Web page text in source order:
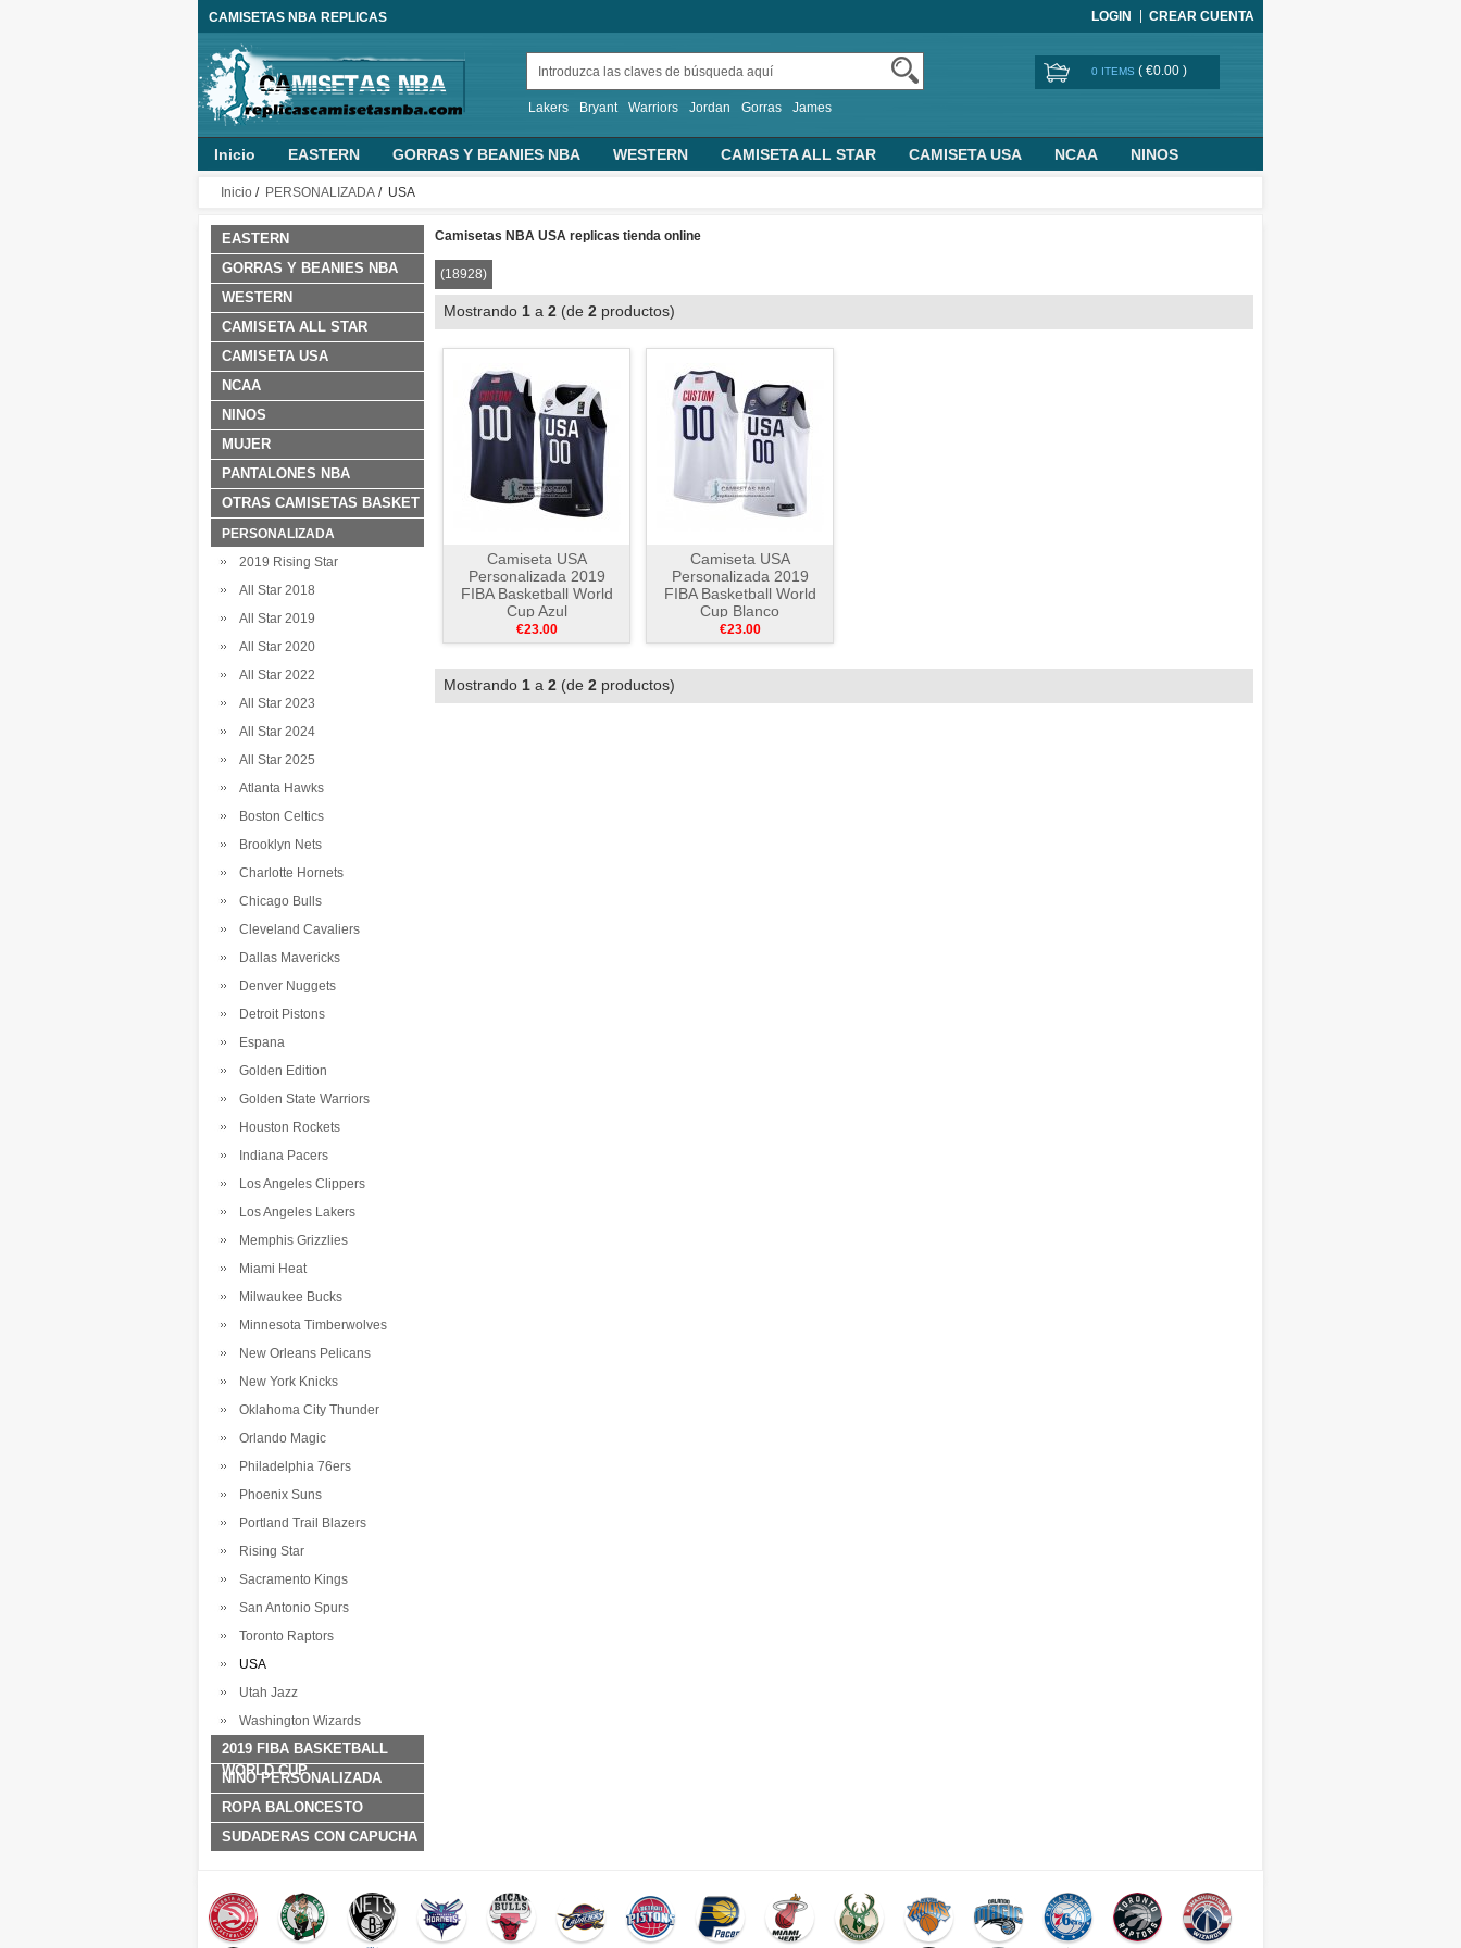
CAMISETAS NBA REPLICAS LOGIN CREAR CUENTA
Lakers Bryant Warriors Jordan Gorras James
0 ITEMS ( €0.00 )
Inicio EASTERN GORRAS Y BEANIES NBA WESTERN CAMISETA ALL STAR CAMISETA USA NCAA
NINOS
MUJER
PANTALONES NBA
Inicio / PERSONALIZADA / USA
EASTERN
GORRAS Y BEANIES NBA
WESTERN
CAMISETA ALL STAR
CAMISETA USA
NCAA
NINOS
MUJER
PANTALONES NBA
OTRAS CAMISETAS BASKET
PERSONALIZADA
2019 Rising Star
All Star 2018
All Star 2019
All Star 2020
All Star 2022
All Star 2023
All Star 2024
All Star 2025
Atlanta Hawks
Boston Celtics
Brooklyn Nets
Charlotte Hornets
Chicago Bulls
Cleveland Cavaliers
Dallas Mavericks
Denver Nuggets
Detroit Pistons
Espana
Golden Edition
Golden State Warriors
Houston Rockets
Indiana Pacers
Los Angeles Clippers
Los Angeles Lakers
Memphis Grizzlies
Miami Heat
Milwaukee Bucks
Minnesota Timberwolves
New Orleans Pelicans
New York Knicks
Oklahoma City Thunder
Orlando Magic
Philadelphia 76ers
Phoenix Suns
Portland Trail Blazers
Rising Star
Sacramento Kings
San Antonio Spurs
Toronto Raptors
USA
Utah Jazz
Washington Wizards
2019 FIBA BASKETBALL
WORLD CUP
NINO PERSONALIZADA
ROPA BALONCESTO
SUDADERAS CON CAPUCHA
Camisetas NBA USA replicas tienda online
(18928)
Mostrando 1 a 2 (de 2 productos)
Camiseta USA
Personalizada 2019
FIBA Basketball World
Cup Azul
€23.00
Camiseta USA
Personalizada 2019
FIBA Basketball World
Cup Blanco
€23.00
Mostrando 1 a 2 (de 2 productos)